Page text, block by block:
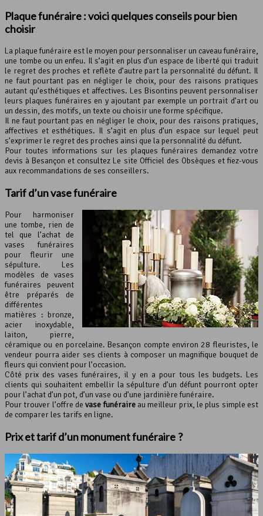
Plaque funéraire : voici quelques conseils pour bien
choisir
La plaque funéraire est le moyen pour personnaliser un caveau funéraire,
une tombe ou un enfeu. Il s’agit en plus d’un espace de liberté qui traduit
le regret des proches et reflète d’autre part la personnalité du défunt. Il
ne faut pourtant pas en négliger le choix, pour des raisons pratiques
autant qu’esthétiques et affectives. Les Bisontins peuvent personnaliser
leurs plaques funéraires en y ajoutant par exemple un portrait d’art ou
un dessin, des motifs, un texte ou choisir une forme spécifique.
Il ne faut pourtant pas en négliger le choix, pour des raisons pratiques,
affectives et esthétiques. Il s’agit en plus d’un espace sur lequel peut
s’exprimer le regret des proches ainsi que la personnalité du défunt.
Pour toutes informations sur les plaques funéraires demandez votre
devis à Besançon et consultez Le site Officiel des Obsèques et fiez-vous
aux recommandations de ses conseillers.
Tarif d’un vase funéraire
Pour harmoniser
une tombe, rien de
tel que l’achat de
vases funéraires
pour fleurir une
sépulture. Les
modèles de vases
funéraires peuvent
être préparés de
différentes
matières : bronze,
acier inoxydable,
laiton, pierre,
céramique ou en porcelaine. Besançon compte environ 28 fleuristes, le
vendeur pourra aider ses clients à composer un magnifique bouquet de
fleurs qui convient pour l’occasion.
Côté prix des vases funéraires, il y en a pour tous les budgets. Les
clients qui souhaitent embellir la sépulture d’un défunt pourront opter
pour l’achat d’un pot, d’un vase ou d’une jardinière funéraire.
Pour trouver l’offre devase funéraireau meilleur prix, le plus simple est
de comparer les tarifs en ligne.
Prix et tarif d’un monument funéraire ?